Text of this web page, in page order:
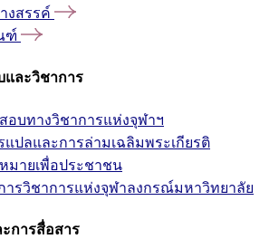
งสรรค์
ฑ์
และวิชาการ
อบทางวิชาการแห่งจุฬาฯ
แปลและการล่ามเฉลิมพระเกียรติ
มายเพื่อประชาชน
ารวิชาการแห่งจุฬาลงกรณ์มหาวิทยาลัย
การสื่อสาร